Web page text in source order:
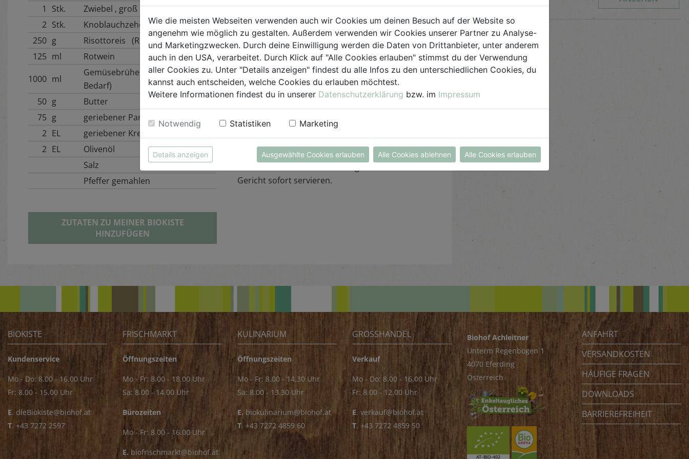
1
Stk.
Zwiebel , groß
2 Stk.
Knoblauchzehe
250 g
Risottoreis (Rundkornreis)
125 ml
Rotwein
1000 ml
Gemüsebrühe (je nach
Bedarf)
50 g
Butter
75 g
geriebener Parmesan , frisch
2 EL
geriebener Kren
2 EL
Olivenöl
Salz
Pfeffer gemahlen
ZUTATEN ZU MEINER BIOKISTE
HINZUFÜGEN
Nun Olivenöl in einem großen Topf erhitzen und
das vorbereitete Gemüse darin kurz anbraten.Im
nächsten Schritt den Risottoreis zugeben und
diesen ebenfalls kurz glasig anschwitzen. Das
Gemisch mit dem Rotwein ablöschen und diesen
kurz einkochen lassen. Unter ständigem Rühren
schluckweise die Gemüsebrühe hinzufügen und
dies nach jedem Einkochen wiederholen, bis eine
Zum Verfeinern wird nun noch die Butter, der
Parmesan und der Kren untergehoben und das
Gericht sofort servieren.
BIOKISTE
Kundenservice
Mo - Do: 8.00 - 16.00 Uhr
Fr: 8.00 - 15.00 Uhr
E. dieBiokiste@biohof.at
T. +43 7272 2597
FRISCHMARKT
Öffnungszeiten
Mo - Fr: 8.00 - 18.00 Uhr
Sa: 8.00 - 14.00 Uhr
Bürozeiten
Mo - Fr: 8.00 - 16.00 Uhr
E. biofrischmarkt@biohof.at
KULINARIUM
Öffnungszeiten
Mo - Fr: 8.00 - 14.30 Uhr
Sa: 8.00 - 13.30 Uhr
E. biokulinarium@biohof.at
T. +43 7272 4859 60
GROSSHANDEL
Verkauf
Mo - Do: 8.00 - 16.00 Uhr
Fr: 8.00 - 12.00 Uhr
E. verkauf@biohof.at
T. +43 7272 4859 50
Biohof Achleitner
Unterm Regenbogen 1
4070 Eferding
Österreich
ANFAHRT
VERSANDKOSTEN
HÄUFIGE FRAGEN
DOWNLOADS
BARRIEREFREIHEIT
Wie die meisten Webseiten verwenden auch wir Cookies um deinen Besuch auf der Website so
angenehm wie möglich zu gestalten. Außerdem verwenden wir Cookies unserer Partner zu Analyse-
und Marketingzwecken. Durch deine Einwilligung werden die Daten von Drittanbieter, unter anderem
auch in den USA, verarbeitet. Durch Klick auf "Alle Cookies erlauben" stimmst du der Verwendung
aller Cookies zu. Unter "Details anzeigen" findest du alle Infos zu den unterschiedlichen Cookies, du
kannst auch entscheiden, welche Cookies du erlauben möchtest.
Weitere Informationen findest du in unserer Datenschutzerklärung bzw. im Impressum
Notwendig Statistiken Marketing
Details anzeigen Ausgewählte Cookies erlauben Alle Cookies ablehnen Alle Cookies erlauben